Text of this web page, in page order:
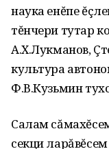
наука енĕпе
тĕнчери тутар
А.Х.Лукманов,
культура
Ф.В.Кузьмин
Салам
секци